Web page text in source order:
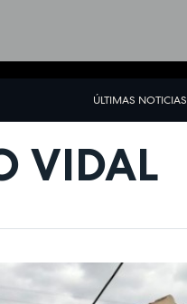
ÚLTIMAS NOTICIAS
VIDAL